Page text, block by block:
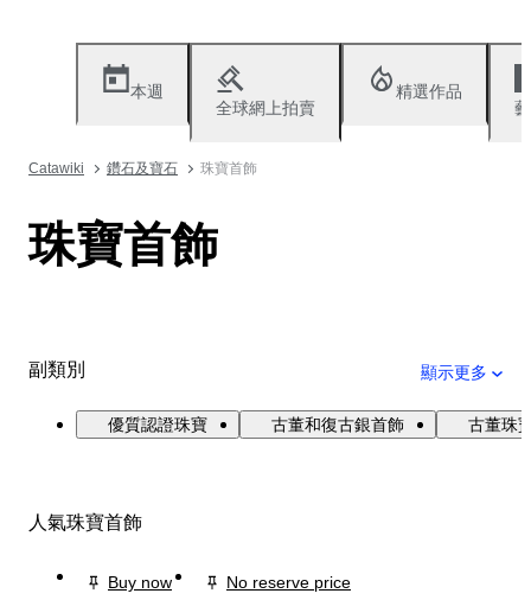
本週
全球網上拍賣
精選作品
Catawiki 鑽石及寶石 珠寶首飾
珠寶首飾
副類別 顯示更多
優質認證珠寶 古董和復古銀首飾 古董珠
人氣珠寶首飾
Buy now
No reserve price